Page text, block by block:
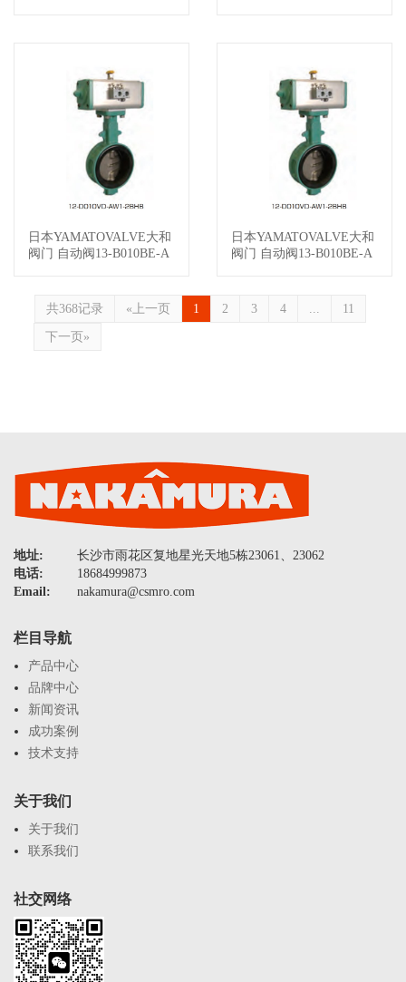
查看详情
日本YAMATOVALVE大和
阀门 自动阀13-B010BE-A
查看详情
日本YAMATOVALVE大和
阀门 自动阀13-B010BE-A
共368记录 «上一页 1 2 3 4 ... 11
下一页»
地址:
长沙市雨花区复地星光天地5栋23061、23062
电话:
18684999873
Email:
nakamura@csmro.com
栏目导航
产品中心
品牌中心
新闻资讯
成功案例
技术支持
关于我们
关于我们
联系我们
社交网络